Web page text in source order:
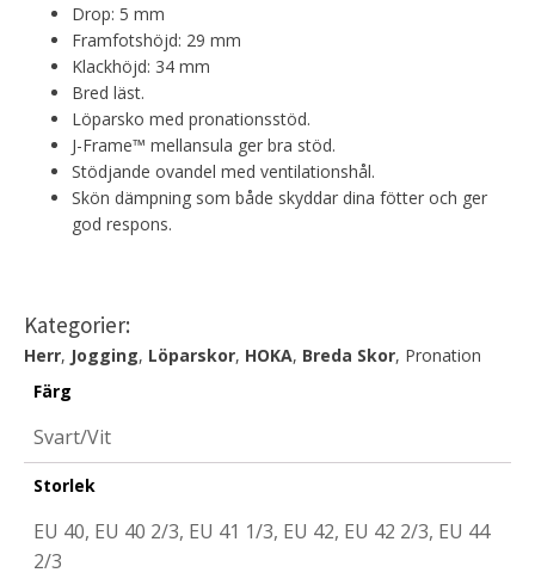
Drop: 5 mm
Framfotshöjd: 29 mm
Klackhöjd: 34 mm
Bred läst.
Löparsko med pronationsstöd.
J-Frame™ mellansula ger bra stöd.
Stödjande ovandel med ventilationshål.
Skön dämpning som både skyddar dina fötter och ger
god respons.
Kategorier:
Herr, Jogging, Löparskor, HOKA, Breda Skor, Pronation
Färg
Svart/Vit
Storlek
EU 40, EU 40 2/3, EU 41 1/3, EU 42, EU 42 2/3, EU 44
2/3